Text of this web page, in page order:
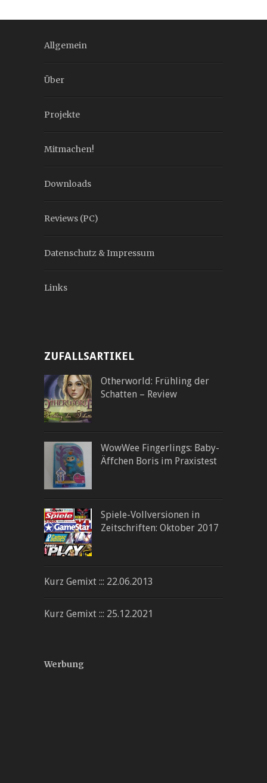
Allgemein
Über
Projekte
Mitmachen!
Downloads
Reviews (PC)
Datenschutz & Impressum
Links
ZUFALLSARTIKEL
Otherworld: Frühling der
Schatten – Review
WowWee Fingerlings: Baby-
Äffchen Boris im Praxistest
Spiele-Vollversionen in
Zeitschriften: Oktober 2017
Kurz Gemixt ::: 22.06.2013
Kurz Gemixt ::: 25.12.2021
Werbung